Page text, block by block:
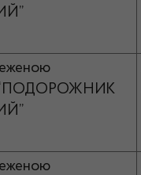
“ПОДОРОЖНИК